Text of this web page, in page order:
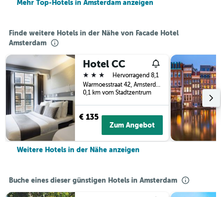
Mehr Top-Hotels in Amsterdam anzeigen
Finde weitere Hotels in der Nähe von Facade Hotel
Amsterdam
Hotel CC
3 Sterne
Hervorragend 8,1
Warmoesstraat 42, Amsterdam, Provinz Nordholland, Niederlande
0,1 km vom Stadtzentrum
€ 135
Zum Angebot
Weitere Hotels in der Nähe anzeigen
Buche eines dieser günstigen Hotels in Amsterdam